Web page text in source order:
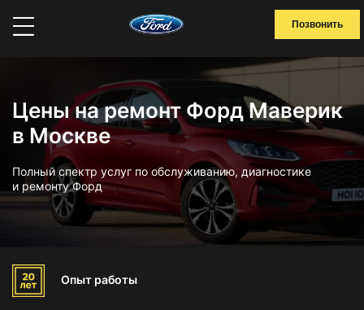
Позвонить
Цены на ремонт Форд Маверик
в Москве
Полный спектр услуг по обслуживанию, диагностике
и ремонту Форд
Опыт работы